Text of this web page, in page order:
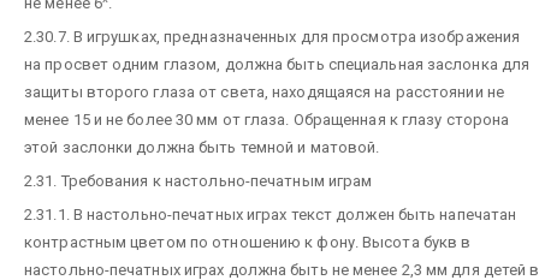
2.30.7. В игрушках, предназначенных для просмотра изображения
на просвет одним глазом, должна быть специальная заслонка для
защиты второго глаза от света, находящаяся на расстоянии не
менее 15 и не более 30 мм от глаза. Обращенная к глазу сторона
этой заслонки должна быть темной и матовой.
2.31. Требования к настольно-печатным играм
2.31.1. В настольно-печатных играх текст должен быть напечатан
контрастным цветом по отношению к фону. Высота букв в
настольно-печатных играх должна быть не менее 2,3 мм для детей в